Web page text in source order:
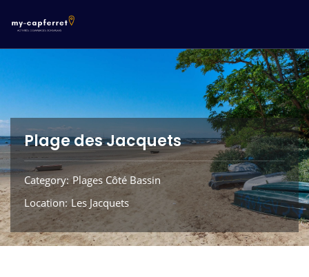
Plage des Jacquets
Category Plages Côté Bassin
Location Les Jacquets